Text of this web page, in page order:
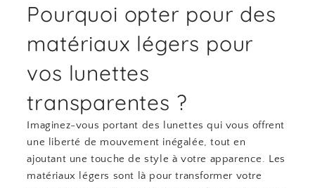
Pourquoi opter pour des
matériaux légers pour
vos lunettes
transparentes ?
Imaginez-vous portant des lunettes qui vous offrent
une liberté de mouvement inégalée, tout en
ajoutant une touche de style à votre apparence. Les
matériaux légers sont là pour transformer votre